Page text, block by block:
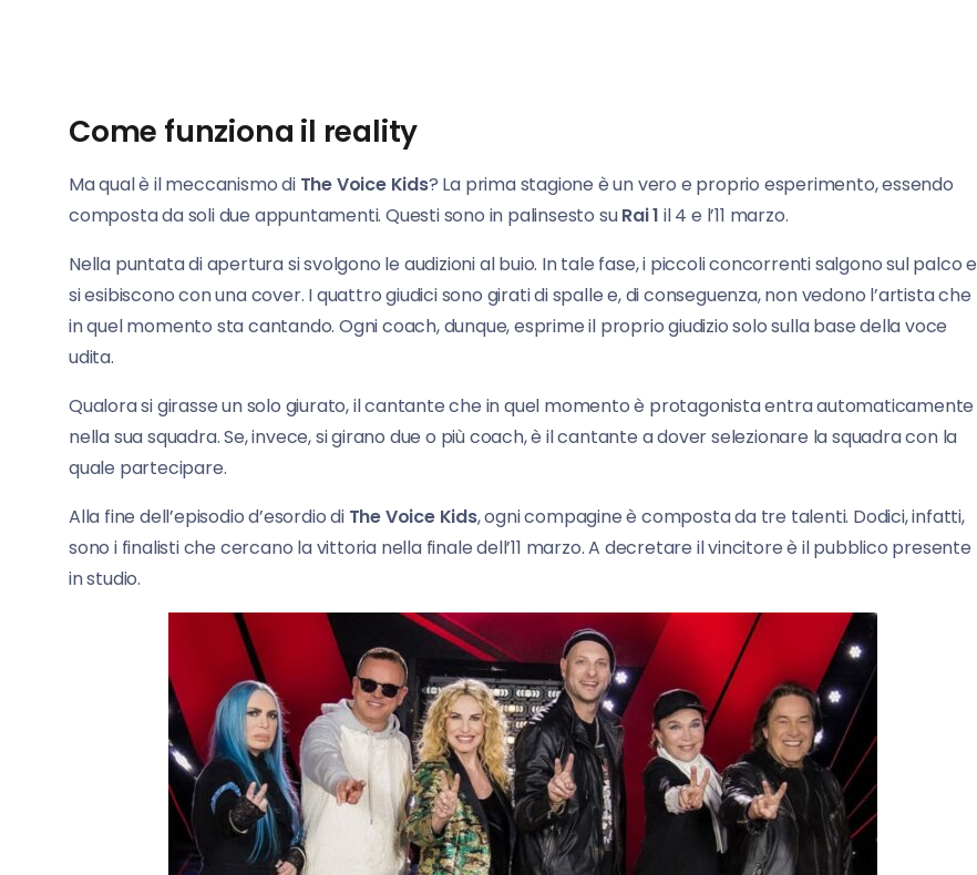
Come funziona il reality
Ma qual è il meccanismo di The Voice Kids? La prima stagione è un vero e proprio esperimento, essendo
composta da soli due appuntamenti. Questi sono in palinsesto suRai 1 il 4 e l’11 marzo.
Nella puntata di apertura si svolgono le audizioni al buio. In tale fase, i piccoli concorrenti salgono sul palco e
si esibiscono con una cover. I quattro giudici sono girati di spalle e, di conseguenza, non vedono l’artista che
in quel momento sta cantando. Ogni coach, dunque, esprime il proprio giudizio solo sulla base della voce
udita.
Qualora si girasse un solo giurato, il cantante che in quel momento è protagonista entra automaticamente
nella sua squadra. Se, invece, si girano due o più coach, è il cantante a dover selezionare la squadra con la
quale partecipare.
Alla fine dell’episodio d’esordio di The Voice Kids, ogni compagine è composta da tre talenti. Dodici, infatti,
sono i finalisti che cercano la vittoria nella finale dell’11 marzo. A decretare il vincitore è il pubblico presente
in studio.